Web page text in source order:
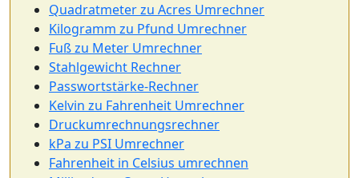
Quadratmeter zu Acres Umrechner
Kilogramm zu Pfund Umrechner
Fuß zu Meter Umrechner
Stahlgewicht Rechner
Passwortstärke-Rechner
Kelvin zu Fahrenheit Umrechner
Druckumrechnungsrechner
kPa zu PSI Umrechner
Fahrenheit in Celsius umrechnen